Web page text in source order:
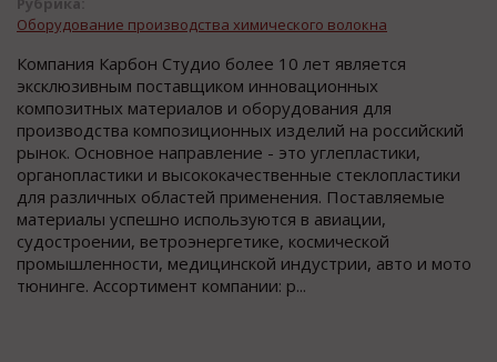
Оборудование производства химического волокна
Компания Карбон Студио более 10 лет является
эксклюзивным поставщиком инновационных
композитных материалов и оборудования для
производства композиционных изделий на российский
рынок. Основное направление - это углепластики,
органопластики и высококачественные стеклопластики
для различных областей применения. Поставляемые
материалы успешно используются в авиации,
судостроении, ветроэнергетике, космической
промышленности, медицинской индустрии, авто и мото
тюнинге. Ассортимент компании: р...